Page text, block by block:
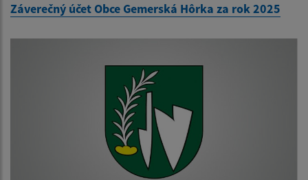
Záverečný účet Obce Gemerská Hôrka za rok 2025